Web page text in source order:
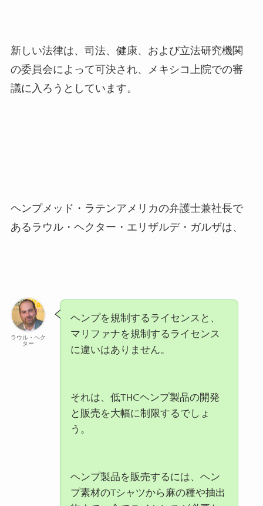
新しい法律は、司法、健康、および立法研究機関
の委員会によって可決され、メキシコ上院での審
議に入ろうとしています。
ヘンプメッド・ラテンアメリカの弁護士兼社長で
あるラウル・ヘクター・エリザルデ・ガルザは、
ラウル・ヘク
ター
ヘンプを規制するライセンスと、
マリファナを規制するライセンス
に違いはありません。
それは、低THCヘンプ製品の開発
と販売を大幅に制限するでしょ
う。
ヘンプ製品を販売するには、ヘン
プ素材のTシャツから麻の種や抽出